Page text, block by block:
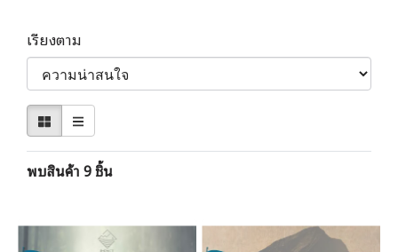
เรียงตาม
พบสินค้า 9 ชิ้น